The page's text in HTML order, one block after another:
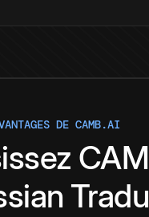
DE CAMB.AI